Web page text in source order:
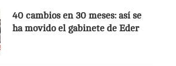
40 cambios en 30 meses: así se
ha movido el gabinete de Eder